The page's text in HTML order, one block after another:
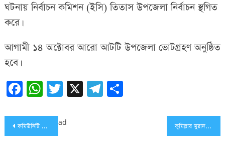
ঘটনায় নির্বাচন কমিশন (ইসি) তিতাস উপজেলা নির্বাচন স্থগিত
করে।
আগামী ১৪ অক্টোবর আরো আটটি উপজেলা ভোটগ্রহণ অনুষ্ঠিত
হবে।
Facebook
WhatsApp
Twitter
X Telegram
Share
Post
কমিউনিটি ব্যাংক বাংলাদেশ উদ্বোধন করলেন প্রধানমন্ত্রী কুমিল্লার মুরাদনগর প্রেস ক্লাবের সাধারণ সভা অনুষ্ঠিত
ad